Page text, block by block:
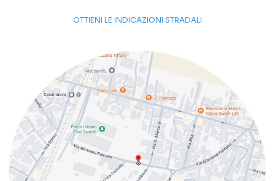
OTTIENI LE INDICAZIONI STRADALI